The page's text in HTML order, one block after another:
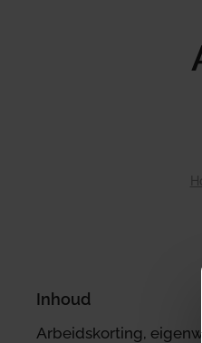
Inhoud
Arbeidskorting,